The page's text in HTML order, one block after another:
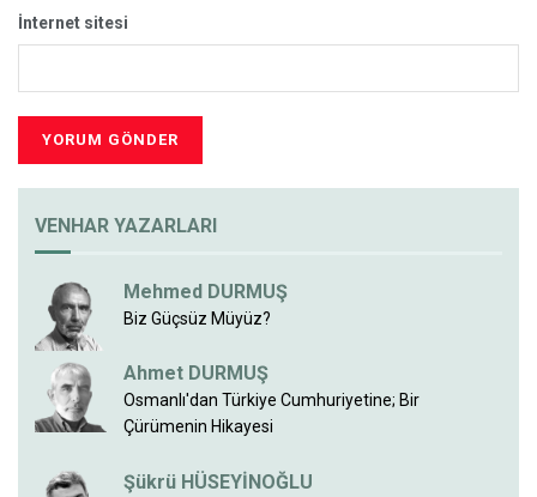
İnternet sitesi
VENHAR YAZARLARI
Mehmed DURMUŞ
Biz Güçsüz Müyüz?
Ahmet DURMUŞ
Osmanlı'dan Türkiye Cumhuriyetine; Bir
Çürümenin Hikayesi
Şükrü HÜSEYİNOĞLU